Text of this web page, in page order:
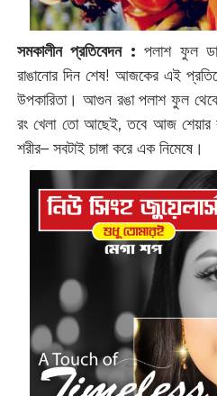
সমকালীন প্রতিবেদন : পলাশ ফুল
রাঙানোর দিন শেষ! আজকের এই
উপকারিতা। আগুন রঙা পলাশ ফুল
রং খেলা তো আছেই, তবে আজ শেয়ার
শরীর– সবটাই চাঙ্গা করে এক নিমেষে।